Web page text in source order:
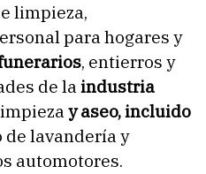
limpieza,
para hogares y
, entierros y
de laindustria
y aseo, incluido
de lavandería y
automotores.